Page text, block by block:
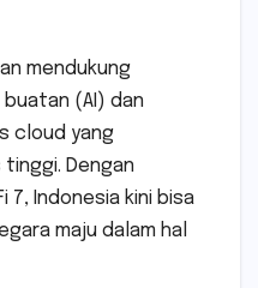
mendukung
(AI) dan
cloud yang
Dengan
7, Indonesia kini bisa
maju dalam hal